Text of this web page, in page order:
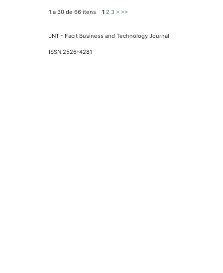
1 a 30 de 66 itens 1 2 3 > >>
JNT - Facit Business and Technology Journal
ISSN 2526-4281